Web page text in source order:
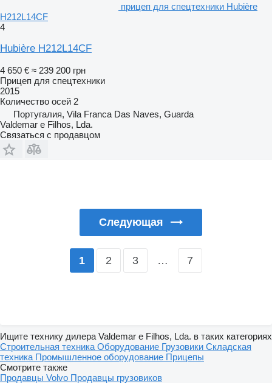
прицеп для спецтехники Hubière
H212L14CF
4
Hubière H212L14CF
4 650 € ≈ 239 200 грн
Прицеп для спецтехники
2015
Количество осей 2
Португалия, Vila Franca Das Naves, Guarda
Valdemar e Filhos, Lda.
Связаться с продавцом
Следующая
1 2 3 … 7
Ищите технику дилера Valdemar e Filhos, Lda. в таких категориях
Строительная техника Оборудование Грузовики Складская
техника Промышленное оборудование Прицепы
Смотрите также
Продавцы Volvo Продавцы грузовиков